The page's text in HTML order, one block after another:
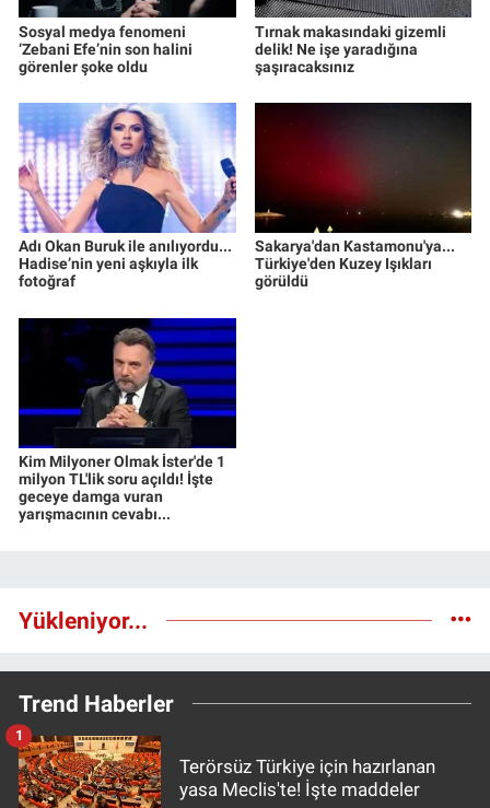
Sosyal medya fenomeni
‘Zebani Efe’nin son halini
görenler şoke oldu
Tırnak makasındaki gizemli
delik! Ne işe yaradığına
şaşıracaksınız
Adı Okan Buruk ile anılıyordu...
Hadise’nin yeni aşkıyla ilk
fotoğraf
Sakarya'dan Kastamonu'ya...
Türkiye'den Kuzey Işıkları
görüldü
Kim Milyoner Olmak İster'de 1
milyon TL'lik soru açıldı! İşte
geceye damga vuran
yarışmacının cevabı...
Yükleniyor...
Trend Haberler
Terörsüz Türkiye için hazırlanan
yasa Meclis'te! İşte maddeler
1